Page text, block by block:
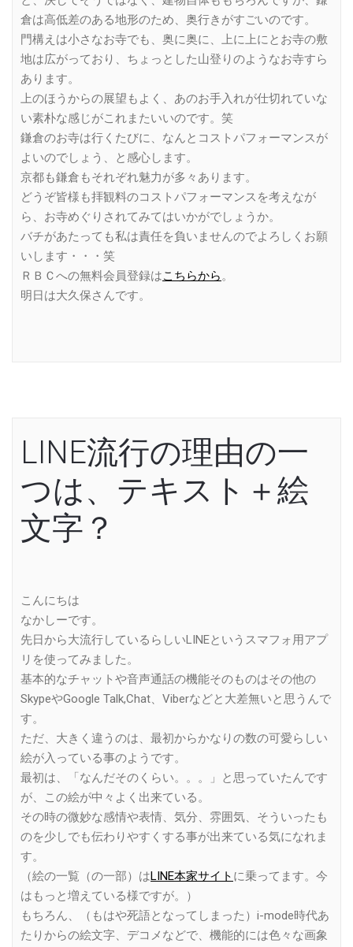
倉は高低差のある地形のため、奥行きがすごいのです。
門構えは小さなお寺でも、奥に奥に、上に上にとお寺の敷
地は広がっており、ちょっとした山登りのようなお寺すら
あります。
上のほうからの展望もよく、あのお手入れが仕切れていな
い素朴な感じがこれまたいいのです。笑
鎌倉のお寺は行くたびに、なんとコストパフォーマンスが
よいのでしょう、と感心します。
京都も鎌倉もそれぞれ魅力が多々あります。
どうぞ皆様も拝観料のコストパフォーマンスを考えなが
ら、お寺めぐりされてみてはいかがでしょうか。
バチがあたっても私は責任を負いませんのでよろしくお願
いします・・・笑
ＲＢＣへの無料会員登録はこちらから。
明日は大久保さんです。
LINE流行の理由の一
つは、テキスト＋絵
文字？
こんにちは
なかしーです。
先日から大流行しているらしいLINEというスマフォ用アプ
リを使ってみました。
基本的なチャットや音声通話の機能そのものはその他の
SkypeやGoogle Talk,Chat、Viberなどと大差無いと思うんで
す。
ただ、大きく違うのは、最初からかなりの数の可愛らしい
絵が入っている事のようです。
最初は、「なんだそのくらい。。。」と思っていたんです
が、この絵が中々よく出来ている。
その時の微妙な感情や表情、気分、雰囲気、そういったも
のを少しでも伝わりやすくする事が出来ている気になれま
す。
（絵の一覧（の一部）はLINE本家サイト に乗ってます。今
はもっと増えている様ですが。）
もちろん、（もはや死語となってしまった）i-mode時代あ
たりからの絵文字、デコメなどで、機能的には色々な画象